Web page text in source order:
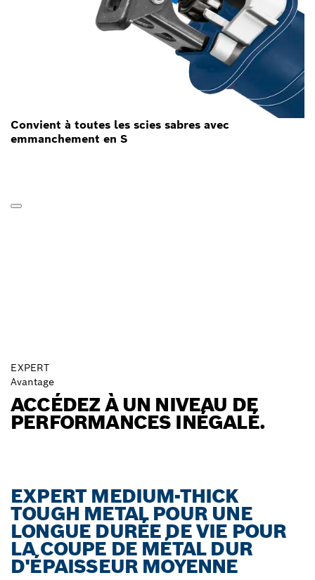
Convient à toutes les scies sabres avec
emmanchement en S
EXPERT
Avantage
ACCÉDEZ À UN NIVEAU DE
PERFORMANCES INÉGALÉ.
EXPERT MEDIUM-THICK
TOUGH METAL POUR UNE
LONGUE DURÉE DE VIE POUR
LA COUPE DE MÉTAL DUR
D'ÉPAISSEUR MOYENNE